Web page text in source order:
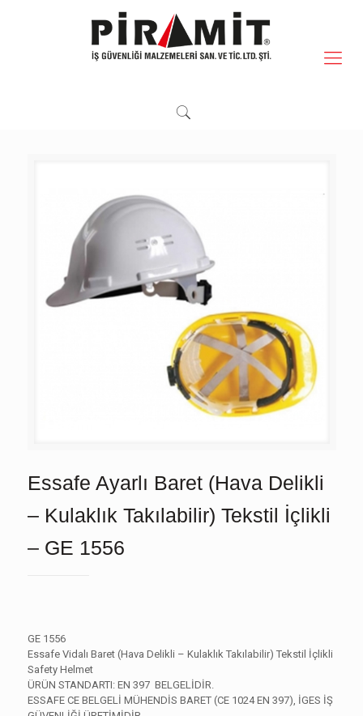
Essafe Ayarlı Baret (Hava Delikli
– Kulaklık Takılabilir) Tekstil İçlikli
– GE 1556
GE 1556
Essafe Vidalı Baret (Hava Delikli – Kulaklık Takılabilir) Tekstil İçlikli
Safety Helmet
ÜRÜN STANDARTI: EN 397 BELGELİDİR.
ESSAFE CE BELGELİ MÜHENDİS BARET (CE 1024 EN 397), İGES İŞ